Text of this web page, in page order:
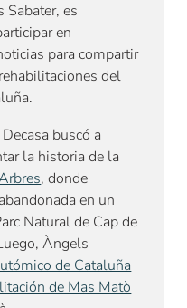
Sabater, es
en
para compartir
del
buscó a
la historia de la
, donde
en un
Natural de Cap de
Àngels
de Cataluña
de Mas Matò